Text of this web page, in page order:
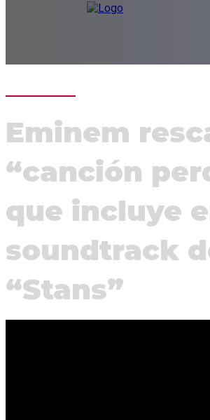
Eminem
“canción
que incluye
soundtrack
“Stans”